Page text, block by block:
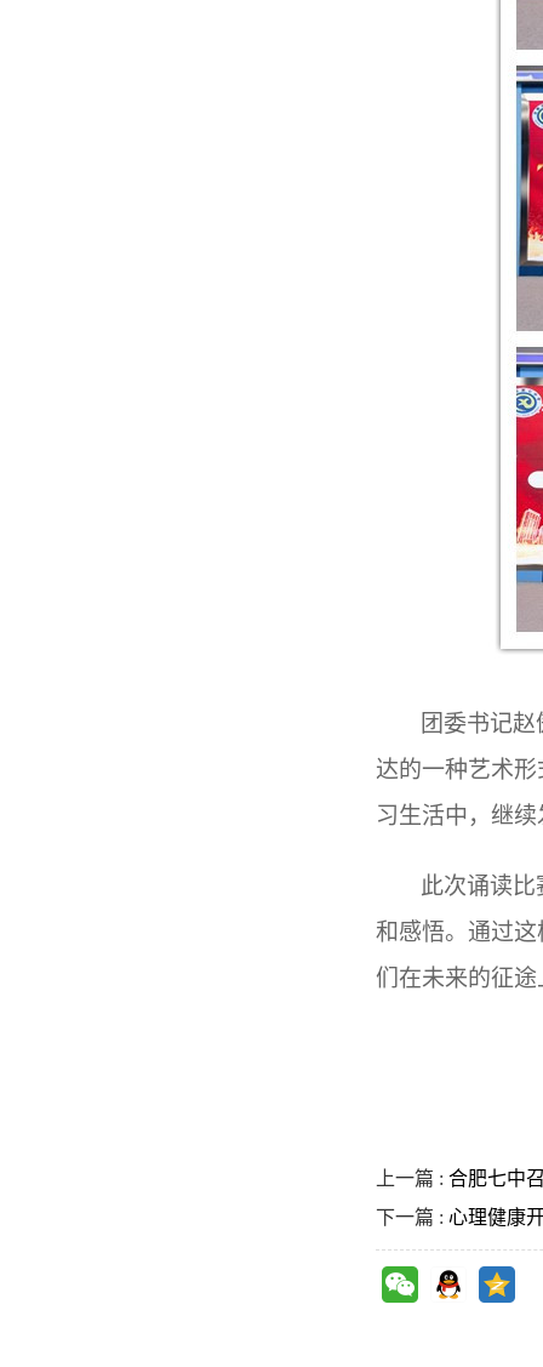
团委书记
达的一种艺术
习生活中，继
此次诵读
和感悟。通过
们在未来的征
上一篇 : 合肥七中
下一篇 : 心理健康